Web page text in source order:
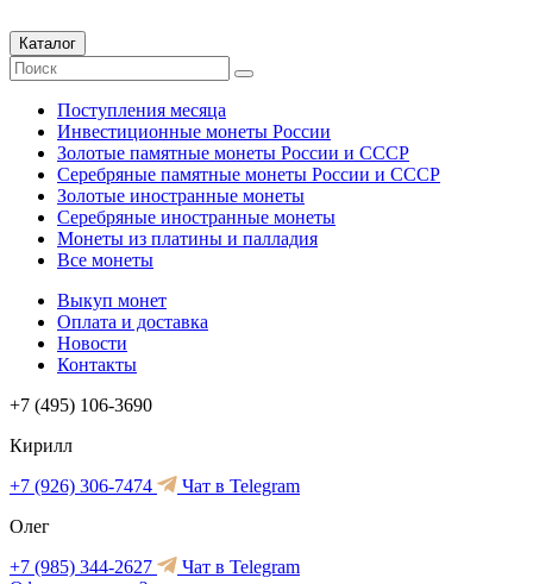
Каталог
Поступления месяца
Инвестиционные монеты России
Золотые памятные монеты России и СССР
Серебряные памятные монеты России и СССР
Золотые иностранные монеты
Серебряные иностранные монеты
Монеты из платины и палладия
Все монеты
Выкуп монет
Оплата и доставка
Новости
Контакты
+7 (495) 106-3690
Кирилл
+7 (926) 306-7474
Чат в Telegram
Олег
+7 (985) 344-2627
Чат в Telegram